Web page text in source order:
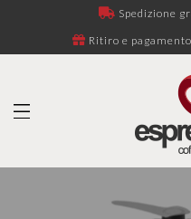
Spedizione
Ritiro e